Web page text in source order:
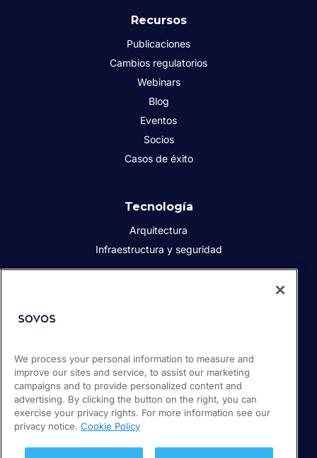
Recursos
Publicaciones
Cambios regulatorios
Webinars
Blog
Eventos
Socios
Casos de éxito
Tecnología
Arquitectura
Infraestructura y seguridad
Prensa
Empleos
Soporte / Portal de clientes
We process your personal information to measure and
improve our sites and service, to assist our marketing
campaigns and to provide personalized content and
advertising. By clicking the button on the right, you can
exercise your privacy rights. For more information see our
privacy notice. Cookie Policy